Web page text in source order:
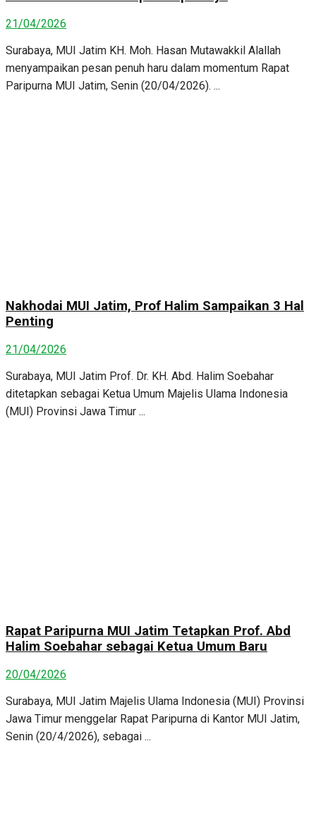
21/04/2026
Surabaya, MUI Jatim KH. Moh. Hasan Mutawakkil Alallah
menyampaikan pesan penuh haru dalam momentum Rapat
Paripurna MUI Jatim, Senin (20/04/2026). ...
Nakhodai MUI Jatim, Prof Halim Sampaikan 3 Hal
Penting
21/04/2026
Surabaya, MUI Jatim Prof. Dr. KH. Abd. Halim Soebahar
ditetapkan sebagai Ketua Umum Majelis Ulama Indonesia
(MUI) Provinsi Jawa Timur ...
Rapat Paripurna MUI Jatim Tetapkan Prof. Abd
Halim Soebahar sebagai Ketua Umum Baru
20/04/2026
Surabaya, MUI Jatim Majelis Ulama Indonesia (MUI) Provinsi
Jawa Timur menggelar Rapat Paripurna di Kantor MUI Jatim,
Senin (20/4/2026), sebagai ...